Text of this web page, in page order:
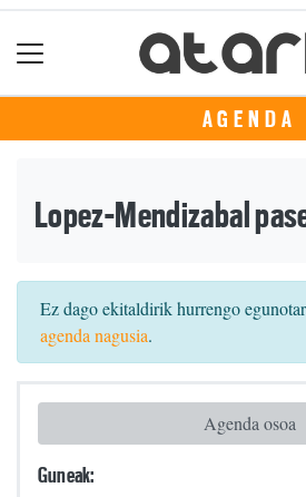
AGENDA
Lopez-Mendizabal
Ez dago ekitaldirik hurrengo
agenda nagusia.
Agenda osoa
Guneak: